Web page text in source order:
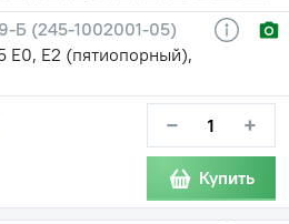
Б (245-1002001-05)
Е0, Е2 (пятиопорный),
− +
Купить